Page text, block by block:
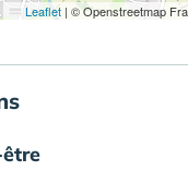
Leaflet | © Openstreetmap